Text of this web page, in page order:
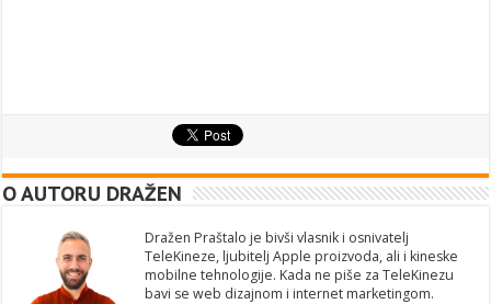
O AUTORU DRAŽEN
Dražen Praštalo je bivši vlasnik i osnivatelj
TeleKineze, ljubitelj Apple proizvoda, ali i kineske
mobilne tehnologije. Kada ne piše za TeleKinezu
bavi se web dizajnom i internet marketingom.